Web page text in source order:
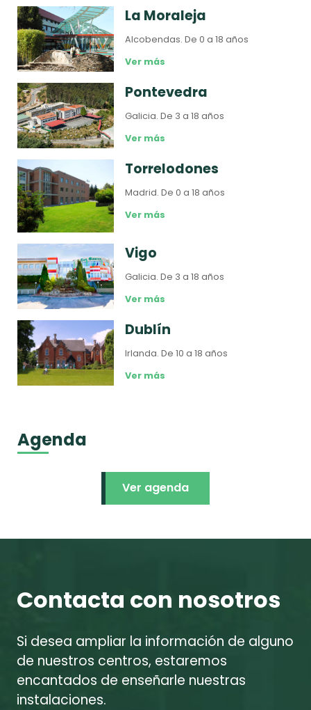
La Moraleja
Alcobendas.De 0 a 18 años
Ver más
Pontevedra
Galicia.De 3 a 18 años
Ver más
Torrelodones
Madrid.De 0 a 18 años
Ver más
Vigo
Galicia.De 3 a 18 años
Ver más
Dublín
Irlanda.De 10 a 18 años
Ver más
Agenda
Ver agenda
Contacta con nosotros
Si desea ampliar la información de alguno
de nuestros centros, estaremos
encantados de enseñarle nuestras
instalaciones.